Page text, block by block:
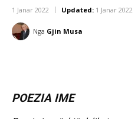
1 Janar 2022 Updated: 1 Janar 2022
Nga Gjin Musa
POEZIA IME